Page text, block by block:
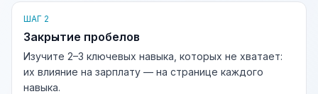
ШАГ 2
Закрытие пробелов
Изучите 2–3 ключевых навыка, которых не хватает:
их влияние на зарплату — на странице каждого
навыка.